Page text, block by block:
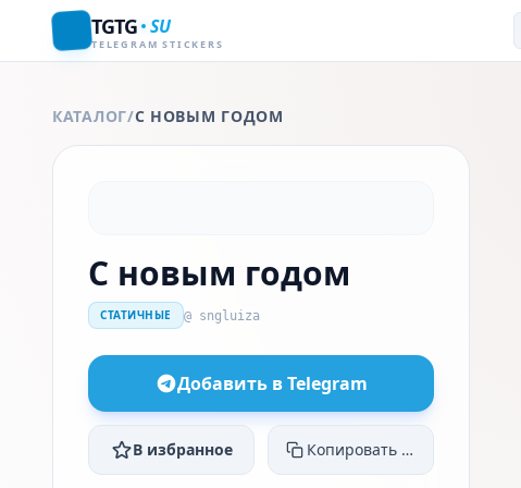
TGTG SU
TELEGRAM STICKERS
КАТАЛОГ/С НОВЫМ ГОДОМ
С новым годом
СТАТИЧНЫЕ @ sngluiza
Добавить в Telegram
В избранное Копировать ссылку